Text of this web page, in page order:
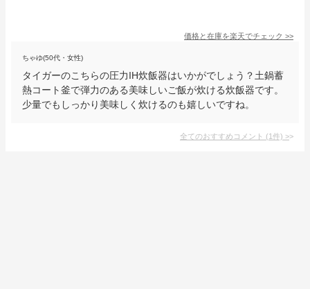
価格と在庫を楽天でチェック >>
ちゃゆ(50代・女性)
タイガーのこちらの圧力IH炊飯器はいかがでしょう？土鍋蓄
熱コート釜で弾力のある美味しいご飯が炊ける炊飯器です。
少量でもしっかり美味しく炊けるのも嬉しいですね。
全てのおすすめコメント (1件) >